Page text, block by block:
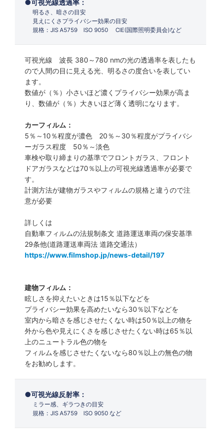
可視光線透過率：
明るさ、暗さの目安
見えにくさプライバシー効果の目安
規格：JIS A5759 ISO 9050 CIE(国際照明委員会)など
可視光線 波長 380～780 nmの光の透過率を表したも
ので人間の目に見える光、明るさの度合いを表してい
ます。
数値が（％）小さいほど濃くプライバシー効果が高ま
り、数値が（％）大きいほど薄く透明になります。
カーフィルム：
5％～10％程度が濃色 20％～30％程度がプライバシ
ーガラス程度 50％～淡色
車検や取り締まりの基準でフロントガラス、フロント
ドアガラスなどは70％以上の可視光線透過率が必要で
す。
計測方法が建物ガラスやフィルムの規格と違うので注
意が必要
詳しくは
自動車フィルムの法規制条文 道路運送車両の保安基準
29条他(道路運送車両法 道路交通法）
https://www.filmshop.jp/news-detail/197
建物フィルム：
眩しさを抑えたいときは15％以下などを
プライバシー効果を高めたいなら30％以下などを
室内から暗さを感じさせたくない時は50％以上の物を
外から色や見えにくさを感じさせたくない時は65％以
上のニュートラル色の物を
フィルムを感じさせたくないなら80％以上の無色の物
をお勧めします。
可視光線反射率：
ミラー感、ギラつきの目安
規格：JIS A5759 ISO 9050 など